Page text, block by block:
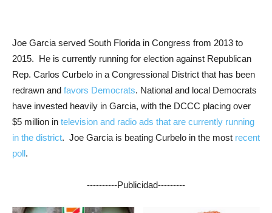
Joe Garcia served South Florida in Congress from 2013 to
2015. He is currently running for election against Republican
Rep. Carlos Curbelo in a Congressional District that has been
redrawn and favors Democrats. National and local Democrats
have invested heavily in Garcia, with the DCCC placing over
$5 million in television and radio ads that are currently running
in the district. Joe Garcia is beating Curbelo in the most recent
poll.
----------Publicidad---------